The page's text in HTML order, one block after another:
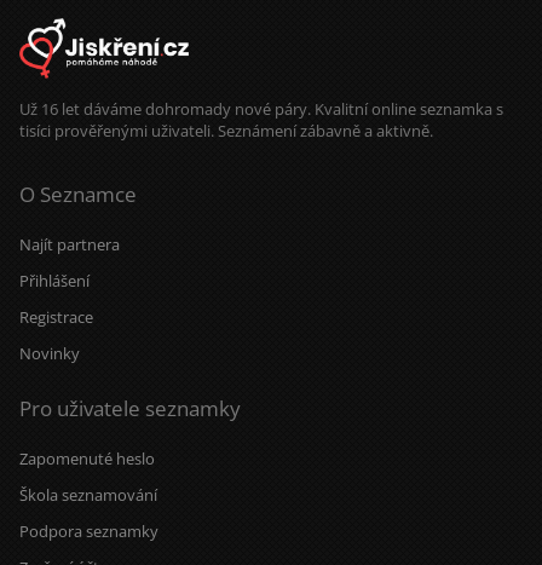
Už 16 let dáváme dohromady nové páry. Kvalitní online seznamka s
tisíci prověřenými uživateli. Seznámení zábavně a aktivně.
O Seznamce
Najít partnera
Přihlášení
Registrace
Novinky
Pro uživatele seznamky
Zapomenuté heslo
Škola seznamování
Podpora seznamky